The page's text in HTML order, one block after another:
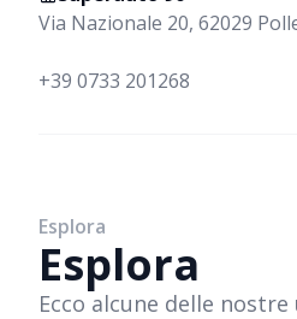
Via Nazionale 20, 62029
+39 0733 201268
Esplora
Esplora
Ecco alcune delle